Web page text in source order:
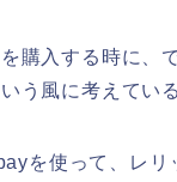
購入する時に、
う風に考えてい
を使って、レ